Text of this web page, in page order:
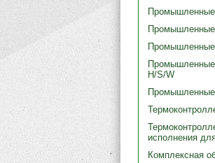
H/S/W
Промышленные
исполнения
Комплексная